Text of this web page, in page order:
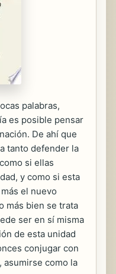
palabras,
es posible pensar
De ahí que
tanto defender la
si ellas
y como si esta
el nuevo
más bien se trata
ser en sí misma
de esta unidad
conjugar con
asumirse como la